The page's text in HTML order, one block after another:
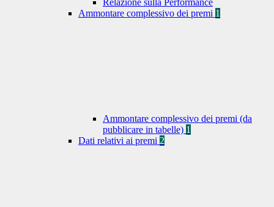
Relazione sulla Performance
Ammontare complessivo dei premi 1
Ammontare complessivo dei premi (da
pubblicare in tabelle) 1
Dati relativi ai premi 2